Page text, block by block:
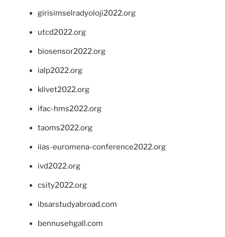
girisimselradyoloji2022.org
utcd2022.org
biosensor2022.org
ialp2022.org
klivet2022.org
ifac-hms2022.org
taoms2022.org
iias-euromena-conference2022.org
ivd2022.org
csity2022.org
ibsarstudyabroad.com
bennusehgall.com